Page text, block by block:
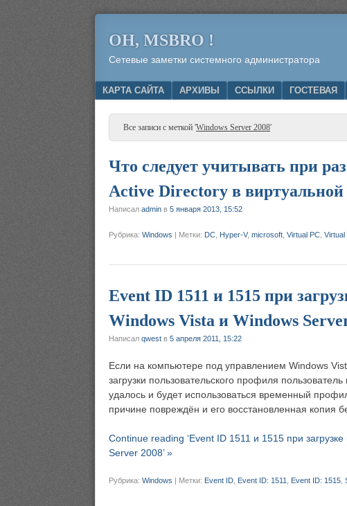
OH, MSBRO !
Сетевые заметки системного администратора
Menu
SKIP TO CONTENT
КАРТА САЙТА АРХИВЫ ССЫЛКИ ГОСТЕВАЯ
Все записи с меткой 'Windows Server 2008'
Что следует учитывать при
Active Directory в виртуальной
Написал admin в 5 января 2013, 15:52
Рубрика: Windows | Метки: DC Hyper-V, microsoft Virtual PC Virtual
Event ID 1511 и 1515 при
Windows Vista и Windows
Написал qwest в 5 апреля 2011, 15:22
Если на компьютере под управлением Windows
загрузки пользовательского профиля
удалось и будет использоваться временный
причине повреждён и его восстановленная копия
Continue reading ‘Event ID 1511 и 1515 при
Server 2008’ »
Рубрика: Windows | Метки: Event ID Event ID: 1511 Event ID: 1515